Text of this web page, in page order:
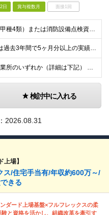
日 賞与複数月 面接1回
◆消防設備士（甲種4類）または消防設備点検資格者の資格を保有している方 ◆学歴不問
＜年2回の賞与は過去3年間で5ヶ月分以上の実績あり！＞ 月給21万1000円以上＋賞与年2回 ※上記は基本給です。別途、各種手当を支給いたします ※経験・能力を考慮の上、当社規程により優遇いたしま
全国の支店・営業所のいずれか（詳細は下記） ※入社直後はお住まいから通える範囲の支店・営業所に配属 （入社直後の転勤はありません） ※U・Iターン歓迎（社宅・独身寮完備） ＜北海道・東北エリア＞
検討中に入れる
2026.08.31
場】
ス/住宅手当有/年収約600万～/
きる
ダード上場基盤×フルフレックスの柔
験と資格を活かし、組織改革を牽引す